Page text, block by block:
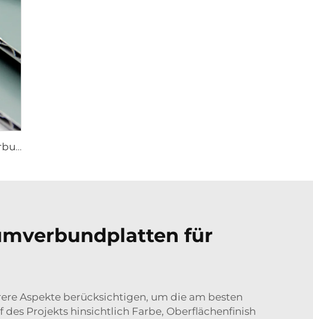
Einfarbige Oberflächen Aluminium-Verbundplatte – 4mm x 1220mm x 2440mm
für
Aspekte berücksichtigen, um die am besten
Projekts hinsichtlich Farbe, Oberflächenfinish